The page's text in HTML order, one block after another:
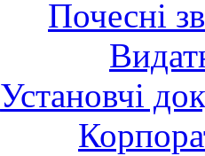
Почесні
Установчі